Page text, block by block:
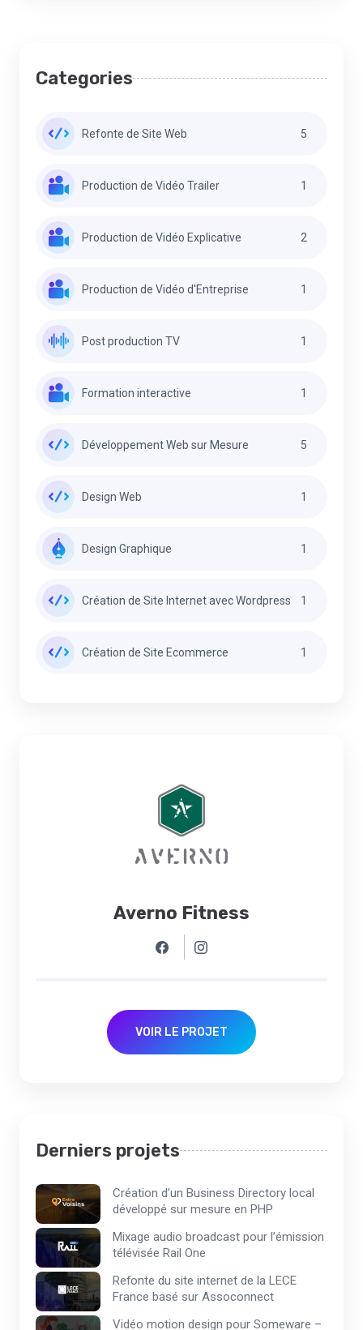
Categories
Refonte de Site Web 5
Production de Vidéo Trailer 1
Production de Vidéo Explicative 2
Production de Vidéo d'Entreprise 1
Post production TV 1
Formation interactive 1
Développement Web sur Mesure 5
Design Web 1
Design Graphique 1
Création de Site Internet avec Wordpress 1
Création de Site Ecommerce 1
Averno Fitness
VOIR LE PROJET
Derniers projets
Création d’un Business Directory local
développé sur mesure en PHP
Mixage audio broadcast pour l’émission
télévisée Rail One
Refonte du site internet de la LECE
France basé sur Assoconnect
Vidéo motion design pour Someware –